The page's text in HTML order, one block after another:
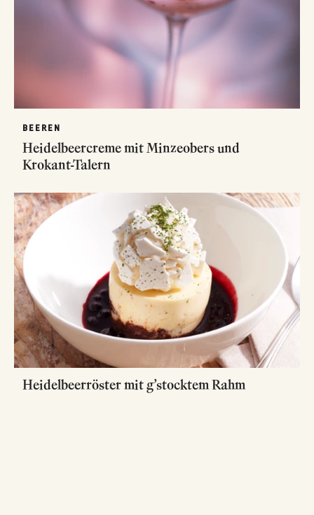
BEEREN
Heidelbeercreme mit Minzeobers und
Krokant-Talern
Heidelbeerröster mit g’stocktem Rahm